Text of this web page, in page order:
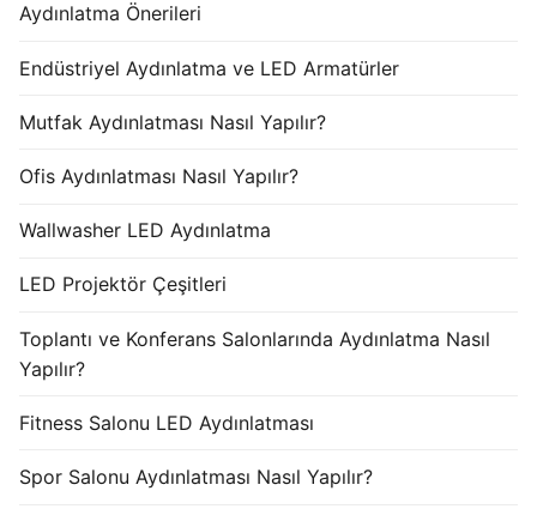
Aydınlatma Önerileri
Endüstriyel Aydınlatma ve LED Armatürler
Mutfak Aydınlatması Nasıl Yapılır?
Ofis Aydınlatması Nasıl Yapılır?
Wallwasher LED Aydınlatma
LED Projektör Çeşitleri
Toplantı ve Konferans Salonlarında Aydınlatma Nasıl
Yapılır?
Fitness Salonu LED Aydınlatması
Spor Salonu Aydınlatması Nasıl Yapılır?